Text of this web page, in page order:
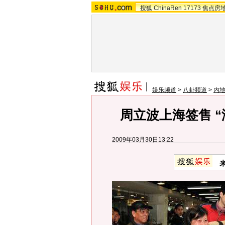
搜狐 ChinaRen 17173 焦点房
娱乐频道 > 八卦频道 > 内
周立波上海签售
2009年03月30日13:22